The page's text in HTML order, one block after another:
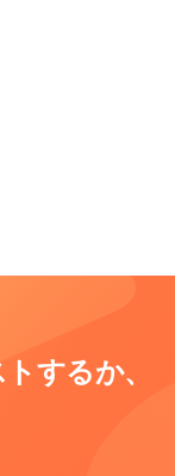
するか、